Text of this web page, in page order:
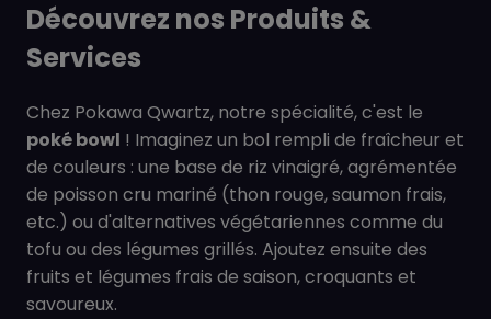
Découvrez nos Produits &
Services
Chez Pokawa Qwartz, notre spécialité, c'est le
poké bowl ! Imaginez un bol rempli de fraîcheur et
de couleurs : une base de riz vinaigré, agrémentée
de poisson cru mariné (thon rouge, saumon frais,
etc.) ou d'alternatives végétariennes comme du
tofu ou des légumes grillés. Ajoutez ensuite des
fruits et légumes frais de saison, croquants et
savoureux.